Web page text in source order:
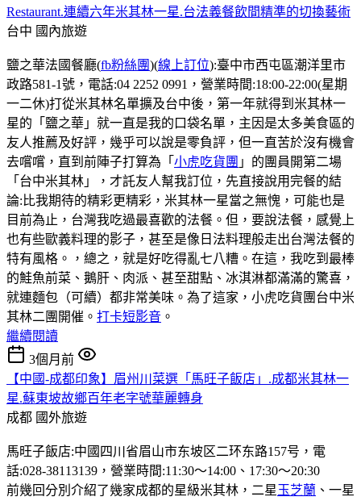
Restaurant.連續六年米其林一星.台法義餐飲間精準的切換藝術
台中 國內旅遊
鹽之華法國餐廳(fb粉絲團)(線上訂位):臺中市西屯區潮洋里市
政路581-1號，電話:04 2252 0991，營業時間:18:00-22:00(星期
一二休)打從米其林名單擴及台中後，第一年就得到米其林一
星的「鹽之華」就一直是我的口袋名單，主因是太多美食區的
友人推薦及好評，幾乎可以說是零負評，但一直苦於沒有機會
去嚐嚐，直到前陣子打算為「 小虎吃貨團 」的團員開第二場
「台中米其林」，才託友人幫我訂位，先直接說用完餐的結
論:比我期待的精彩更精彩，米其林一星當之無愧，可能也是
目前為止，台灣我吃過最喜歡的法餐。但，要說法餐，感覺上
也有些歐義料理的影子，甚至是像日法料理般走出台灣法餐的
特有風格。，總之，就是好吃得亂七八糟。在這，我吃到最棒
的鮭魚前菜、鵝肝、肉派、甚至甜點、冰淇淋都滿滿的驚喜，
就連麵包（可續）都非常美味。為了這家，小虎吃貨團台中米
其林二團開催。 打卡短影音 。
繼續閱讀
3個月前
【中國-成都印象】眉州川菜選「馬旺子飯店」.成都米其林一
星.蘇東坡故鄉百年老字號華麗轉身
成都 國外旅遊
馬旺子飯店:中國四川省眉山市东坡区二环东路157号，電
話:028-38113139，營業時間:11:30〜14:00、17:30〜20:30
前幾回分別介紹了幾家成都的星級米其林，二星 玉芝蘭 、一星